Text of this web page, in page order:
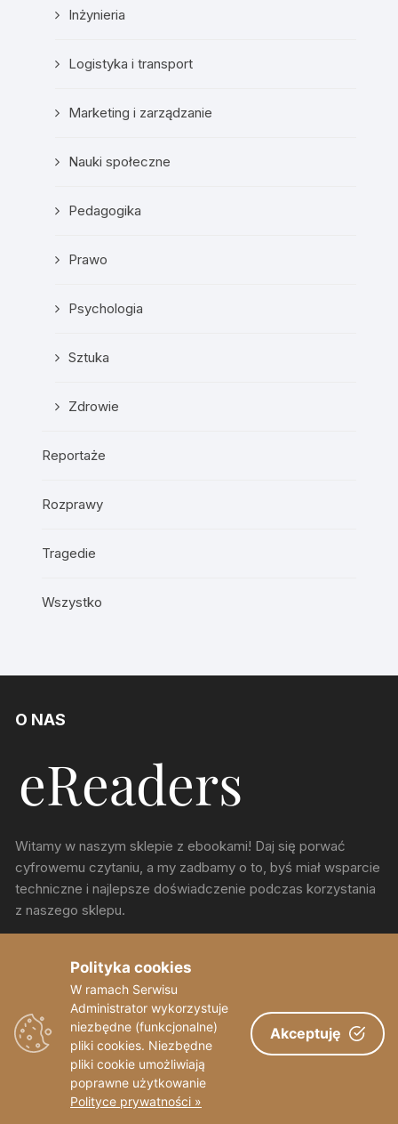
Inżynieria
Logistyka i transport
Marketing i zarządzanie
Nauki społeczne
Pedagogika
Prawo
Psychologia
Sztuka
Zdrowie
Reportaże
Rozprawy
Tragedie
Wszystko
O NAS
Witamy w naszym sklepie z ebookami! Daj się porwać
cyfrowemu czytaniu, a my zadbamy o to, byś miał wsparcie
techniczne i najlepsze doświadczenie podczas korzystania
z naszego sklepu.
ul. Chorzowska 150, Katowice
sekretariat@eReaders.pl
Copyright © eReaders 2023
Polityka cookies
W ramach Serwisu
Administrator wykorzystuje
niezbędne (funkcjonalne)
pliki cookies. Niezbędne
pliki cookie umożliwiają
poprawne użytkowanie
Polityce prywatności »
Akceptuję